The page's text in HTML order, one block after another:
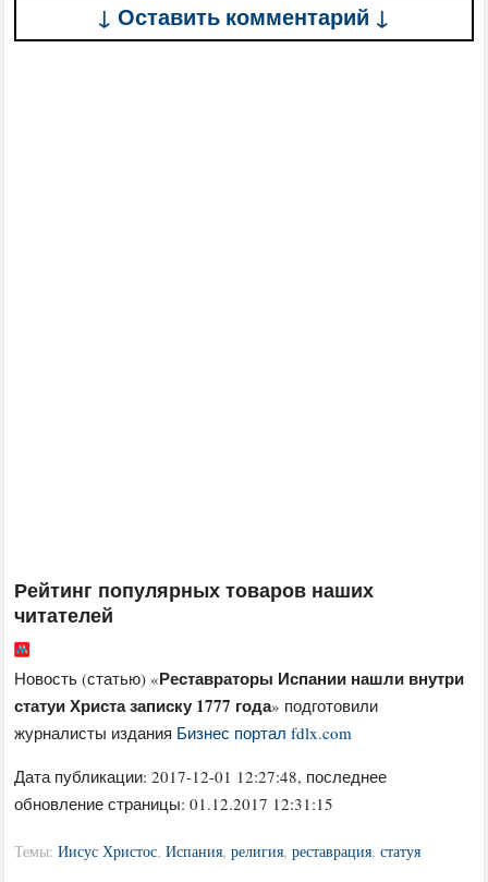
↓ Оставить комментарий ↓
Рейтинг популярных товаров наших
читателей
Новость (статью) «Реставраторы Испании нашли внутри
статуи Христа записку 1777 года» подготовили
журналисты издания Бизнес портал fdlx.com
Дата публикации:2017-12-01 12:27:48, последнее
обновление страницы: 01.12.2017 12:31:15
Темы:Иисус Христос,Испания,религия,реставрация,статуя